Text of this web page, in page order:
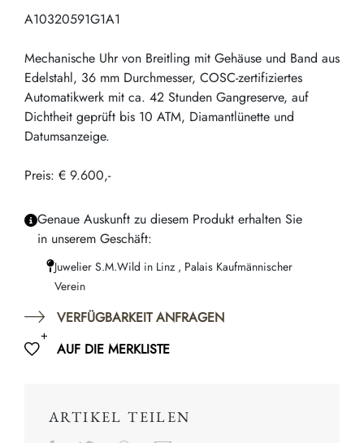
A10320591G1A1
Mechanische Uhr von Breitling mit Gehäuse und Band aus
Edelstahl, 36 mm Durchmesser, COSC-zertifiziertes
Automatikwerk mit ca. 42 Stunden Gangreserve, auf
Dichtheit geprüft bis 10 ATM, Diamantlünette und
Datumsanzeige.
Preis: € 9.600,-
Genaue Auskunft zu diesem Produkt erhalten Sie
in unserem Geschäft:
Juwelier S.M.Wild in Linz , Palais Kaufmännischer
Verein
VERFÜGBARKEIT ANFRAGEN
AUF DIE MERKLISTE
ARTIKEL TEILEN